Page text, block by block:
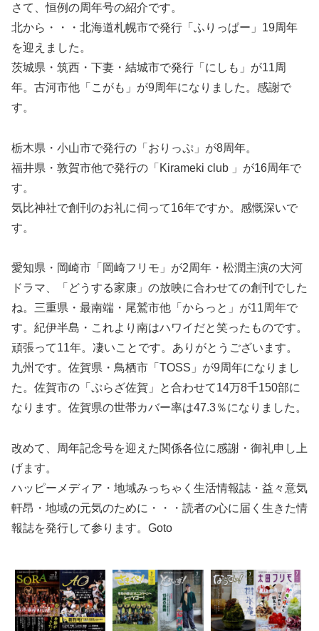
さて、恒例の周年号の紹介です。
北から・・・北海道札幌市で発行「ふりっぱー」19周年
を迎えました。
茨城県・筑西・下妻・結城市で発行「にしも」が11周
年。古河市他「こがも」が9周年になりました。感謝で
す。
栃木県・小山市で発行の「おりっぷ」が8周年。
福井県・敦賀市他で発行の「Kirameki club 」が16周年で
す。
気比神社で創刊のお礼に伺って16年ですか。感慨深いで
す。
愛知県・岡崎市「岡崎フリモ」が2周年・松潤主演の大河
ドラマ、「どうする家康」の放映に合わせての創刊でした
ね。三重県・最南端・尾鷲市他「からっと」が11周年で
す。紀伊半島・これより南はハワイだと笑ったものです。
頑張って11年。凄いことです。ありがとうございます。
九州です。佐賀県・鳥栖市「TOSS」が9周年になりまし
た。佐賀市の「ぷらざ佐賀」と合わせて14万8千150部に
なります。佐賀県の世帯カバー率は47.3％になりました。
改めて、周年記念号を迎えた関係各位に感謝・御礼申し上
げます。
ハッピーメディア・地域みっちゃく生活情報誌・益々意気
軒昂・地域の元気のために・・・読者の心に届く生きた情
報誌を発行して参ります。Goto